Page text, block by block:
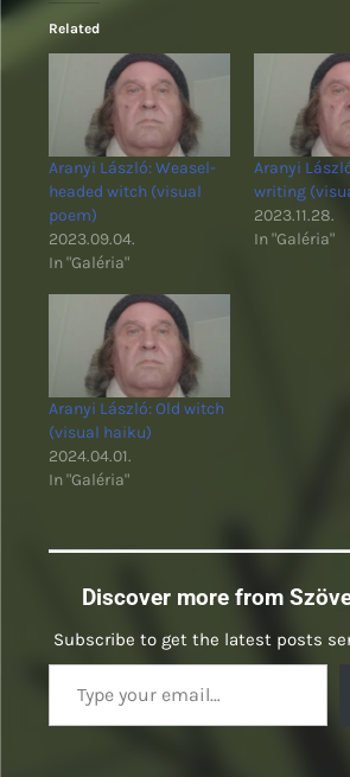
Related
Aranyi László: Weasel-
headed witch (visual
poem)
2023.09.04.
In "Galéria"
Aranyi
writing
2023.11.28.
In "Galéria"
Aranyi László: Old witch
(visual haiku)
2024.04.01.
In "Galéria"
Discover more from
Subscribe to get the latest posts
Type your email…